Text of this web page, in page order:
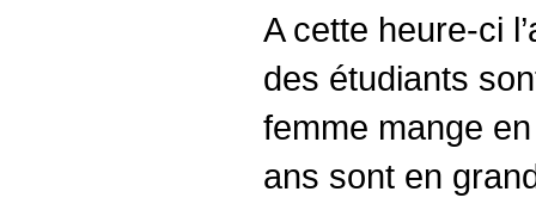
A cette heure-ci
des étudiants
femme mange
ans sont en